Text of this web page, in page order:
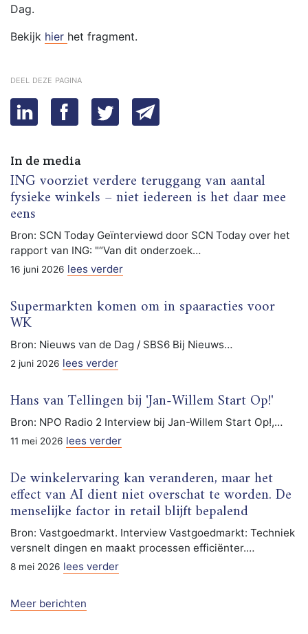
Dag.
Bekijk hier het fragment.
deel deze pagina
In de media
ING voorziet verdere teruggang van aantal
fysieke winkels – niet iedereen is het daar mee
eens
Bron: SCN Today Geïnterviewd door SCN Today over het
rapport van ING: "“Van dit onderzoek…
16 juni 2026 lees verder
Supermarkten komen om in spaaracties voor
WK
Bron: Nieuws van de Dag / SBS6 Bij Nieuws…
2 juni 2026 lees verder
Hans van Tellingen bij 'Jan-Willem Start Op!'
Bron: NPO Radio 2 Interview bij Jan-Willem Start Op!,…
11 mei 2026 lees verder
De winkelervaring kan veranderen, maar het
effect van AI dient niet overschat te worden. De
menselijke factor in retail blijft bepalend
Bron: Vastgoedmarkt. Interview Vastgoedmarkt: Techniek
versnelt dingen en maakt processen efficiënter.…
8 mei 2026 lees verder
Meer berichten